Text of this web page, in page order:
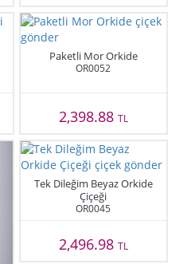
Paketli Mor Orkide
OR0052
2,398.88 TL
Tek Dileğim Beyaz Orkide
Çiçeği
OR0045
2,496.98 TL